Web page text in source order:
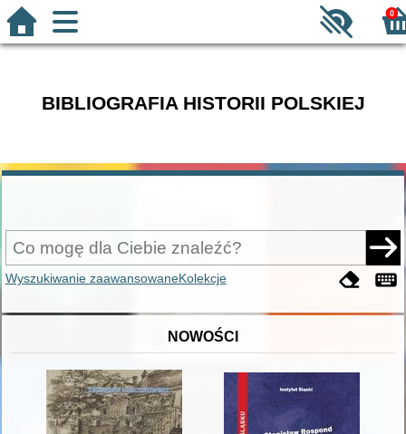
0
BIBLIOGRAFIA HISTORII POLSKIEJ
Wyszukiwanie zaawansowaneKolekcje
NOWOŚCI